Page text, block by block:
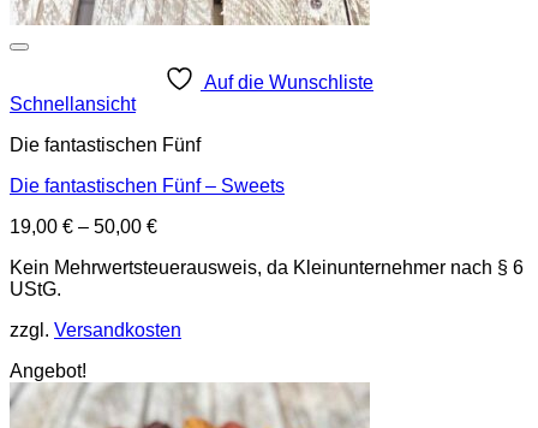
Auf die Wunschliste
Schnellansicht
Die fantastischen Fünf
Die fantastischen Fünf – Sweets
19,00 € – 50,00 €
Kein Mehrwertsteuerausweis, da Kleinunternehmer nach § 6
UStG.
zzgl. Versandkosten
Angebot!